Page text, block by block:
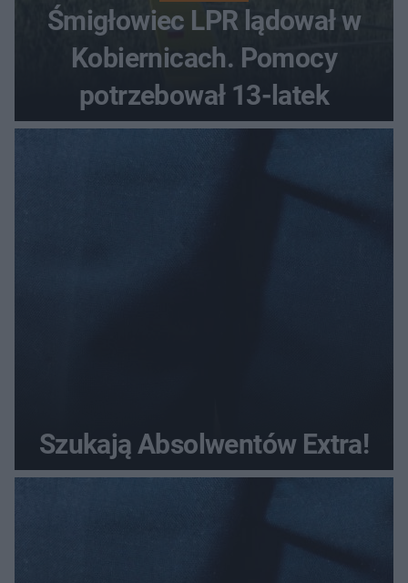
Śmigłowiec LPR lądował w
Kobiernicach. Pomocy
potrzebował 13-latek
Szukają Absolwentów Extra!